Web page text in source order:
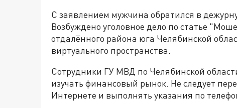
С заявлением мужчина обратился в
Возбуждено уголовное дело по статье
отдалённого района юга Челябинской
виртуального пространства.
Сотрудники ГУ МВД по Челябинской
изучать финансовый рынок. Не следует
Интернете и выполнять указания по